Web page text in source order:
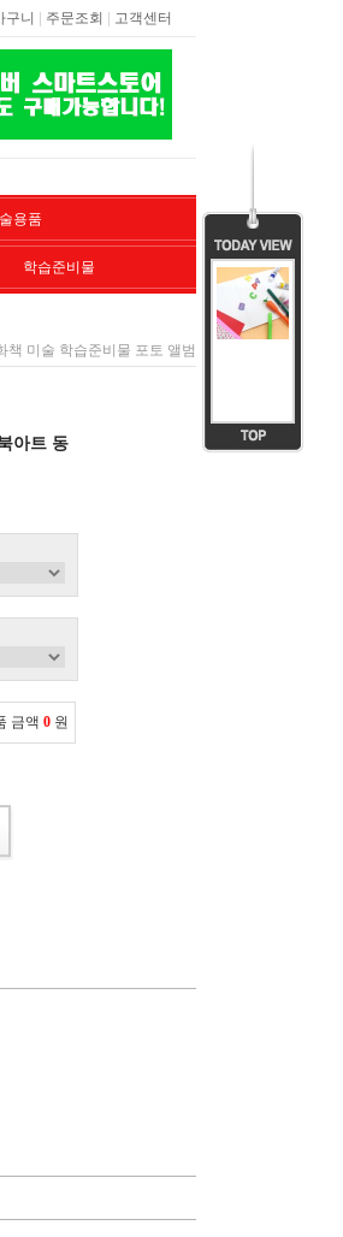
구니 | 주문조회 | 고객센터
용품
학습준비물
미술 학습준비물 포토 앨범
아트 동
금액 0 원